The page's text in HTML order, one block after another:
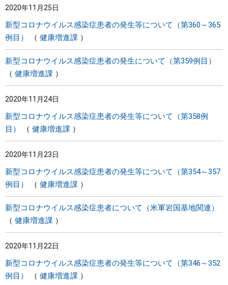
2020年11月25日
新型コロナウイルス感染症患者の発生等について（第360～365
例目）
健康増進課
新型コロナウイルス感染症患者の発生について（第359例目）
健康増進課
2020年11月24日
新型コロナウイルス感染症患者の発生等について（第358例
目）
健康増進課
2020年11月23日
新型コロナウイルス感染症患者の発生等について（第354～357
例目）
健康増進課
新型コロナウイルス感染症患者について（米軍岩国基地関連）
健康増進課
2020年11月22日
新型コロナウイルス感染症患者の発生等について（第346～352
例目）
健康増進課